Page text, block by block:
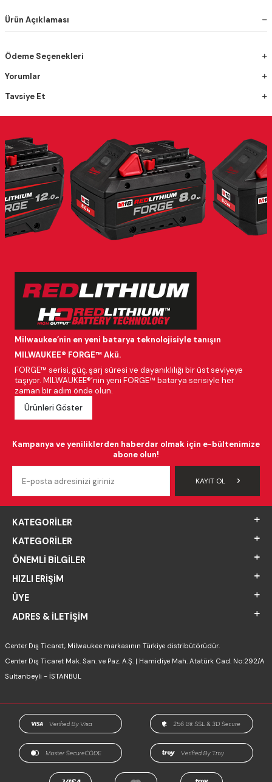
Ürün Açıklaması
Ödeme Seçenekleri
Yorumlar
Tavsiye Et
Milwaukee’nin en yeni batarya teknolojisiyle tanışın
MILWAUKEE® FORGE™ Akü.
FORGE™ serisi, güç, şarj süresi ve dayanıklılığı bir üst seviyeye
taşıyor. MILWAUKEE®’nin yeni FORGE™ batarya serisiyle her
zaman bir adım önde olun.
Ürünleri Göster
Kampanya ve yeniliklerden haberdar olmak için e-bültenimize
abone olun!
KAYIT OL
KATEGORILER
KATEGORILER
ÖNEMLI BILGILER
HIZLI ERIŞIM
ÜYE
ADRES & İLETIŞIM
Center Dış Ticaret, Milwaukee markasının Türkiye distribütörüdür.
Center Dış Ticaret Mak. San. ve Paz. A.Ş. | Hamidiye Mah. Atatürk Cad. No:292/A
Sultanbeyli - İSTANBUL